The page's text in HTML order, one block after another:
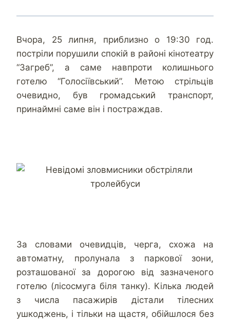
Вчора, 25 липня, приблизно о 19:30 год.
постріли порушили спокій в районі кінотеатру
“Загреб”, а саме навпроти колишнього
готелю “Голосіївський”. Метою стрільців
очевидно, був громадський транспорт,
принаймні саме він і постраждав.
За словами очевидців, черга, схожа на
автоматну, пролунала з паркової зони,
розташованої за дорогою від зазначеного
готелю (лісосмуга біля танку). Кілька людей
з числа пасажирів дістали тілесних
ушкоджень, і тільки на щастя, обійшлося без